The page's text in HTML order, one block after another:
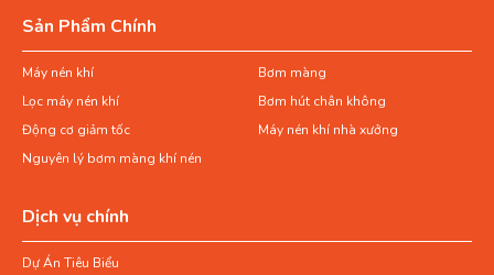
Sản Phẩm Chính
Máy nén khí
Bơm màng
Lọc máy nén khí
Bơm hút chân không
Động cơ giảm tốc
Máy nén khí nhà xưởng
Nguyên lý bơm màng khí nén
Dịch vụ chính
Dự Án Tiêu Biểu